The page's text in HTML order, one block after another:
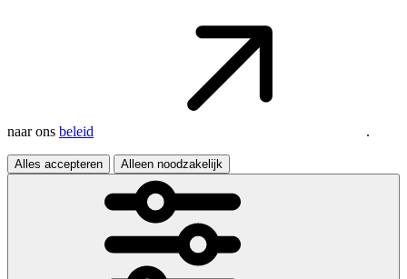
naar ons beleid .
Alles accepteren Alleen noodzakelijk